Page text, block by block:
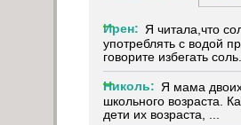
Ирен: Я читала,что
употреблять с водой
говорите избегать
Николь: Я мама
школьного возраста.
дети их возраста, ...